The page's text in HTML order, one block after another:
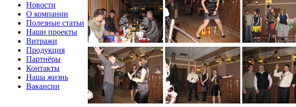
Новости
О компании
Полезные статьи
Наши проекты
Витражи
Продукция
Партнёры
Контакты
Наша жизнь
Вакансии